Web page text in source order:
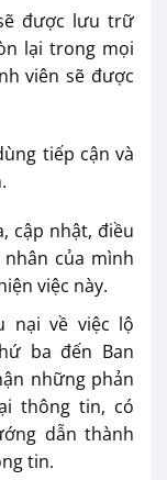
được lưu trữ
lại trong mọi
viên sẽ được
tiếp cận và
cập nhật, điều
của mình
việc này.
nại về việc lộ
ba đến Ban
những phản
thông tin, có
dẫn thành
tin.